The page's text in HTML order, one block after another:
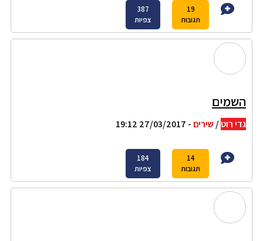
19
תגובות
387
צפיות
השמים
גדי רוט/ שירים - 27/03/2017 19:12
14
תגובות
184
צפיות